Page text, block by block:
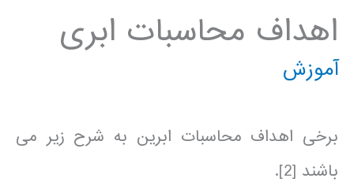
اهداف محاسبات ابری
آموزش
برخی اهداف محاسبات ابرین به شرح زیر می
باشند [2].